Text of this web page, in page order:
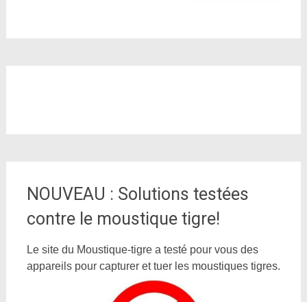
NOUVEAU : Solutions testées
contre le moustique tigre!
Le site du Moustique-tigre a testé pour vous des
appareils pour capturer et tuer les moustiques tigres.